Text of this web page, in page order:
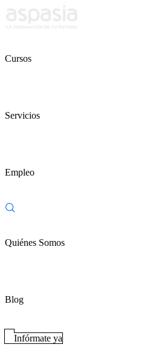
Cursos
Servicios
Empleo
Quiénes Somos
Blog
Infórmate ya